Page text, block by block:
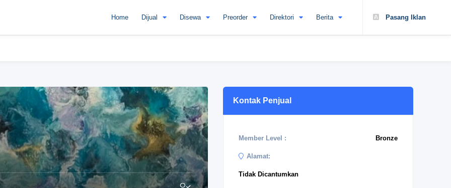
Pasang Iklan
Home Dijual Disewa Preorder Direktori Berita
Kontak Penjual
Member Level : Bronze
Alamat:
Tidak Dicantumkan